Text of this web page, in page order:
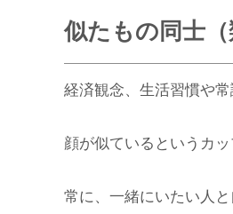
似たもの同士
経済観念、生活習慣や
顔が似ているというカ
常に、一緒にいたい人